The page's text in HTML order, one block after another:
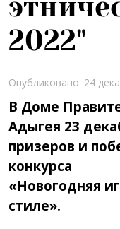
2022"
Опубликовано: 24
В Доме
Адыгея 23
призеров и
конкурса
«Новогодняя
стиле».